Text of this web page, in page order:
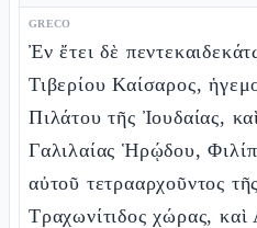
GRECO
Ἐν ἔτει δὲ
Τιβερίου Καίσαρος,
Πιλάτου τῆς Ἰουδαίας,
Γαλιλαίας Ἡρῴδου,
αὐτοῦ τετρααρχοῦντος
Τραχωνίτιδος χώρας,